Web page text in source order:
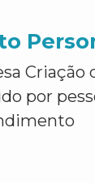
Criação
por